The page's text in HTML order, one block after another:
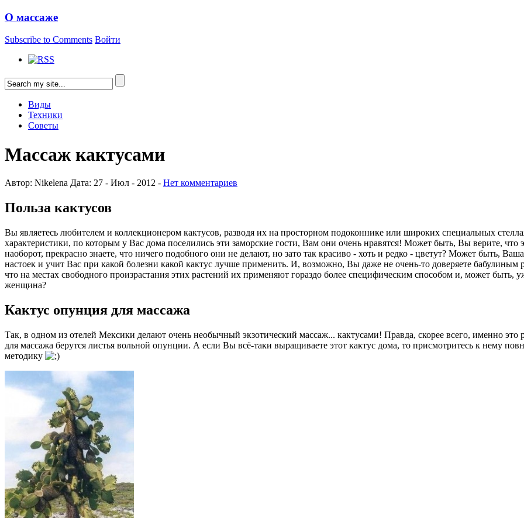
О массаже
Subscribe to Comments Войти
Виды
Техники
Советы
Массаж кактусами
Автор: Nikelena Дата: 27 - Июл - 2012 - Нет комментариев
Польза кактусов
Вы являетесь любителем и коллекционером кактусов, разводя их на просторном подоконнике или широких специальных
характеристики, по которым у Вас дома поселились эти заморские гости, Вам они очень нравятся! Может быть, Вы верите, что
наоборот, прекрасно знаете, что ничего подобного они не делают, но зато так красиво - хоть и редко - цветут? Может быть,
настоек и учит Вас при какой болезни какой кактус лучше применить. И, возможно, Вы даже не очень-то доверяете
что на местах свободного произрастания этих растений их применяют гораздо более специфическим способом и, может быть,
женщина?
Кактус опунция для массажа
Так, в одном из отелей Мексики делают очень необычный экзотический массаж... кактусами! Правда, скорее всего, именно это
для массажа берутся листья вольной опунции. А если Вы всё-таки выращиваете этот кактус дома, то присмотритесь к нему
методику